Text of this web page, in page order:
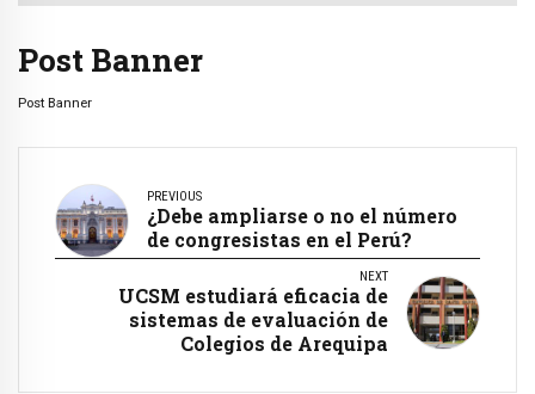
Post Banner
Post Banner
PREVIOUS
¿Debe ampliarse o no el número
de congresistas en el Perú?
NEXT
UCSM estudiará eficacia de
sistemas de evaluación de
Colegios de Arequipa